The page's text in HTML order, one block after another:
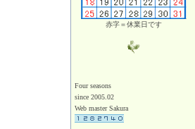
赤字＝休業日です
Four seasons
since 2005.02
Web master Sakura